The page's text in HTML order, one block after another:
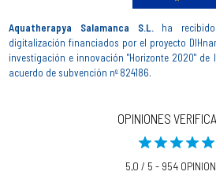
Aquatherapya Salamanca S.L. ha
digitalización financiados por el proyecto
investigación e innovación "Horizonte 2020" de
acuerdo de subvención nº 824186.
OPINIONES
5,0 / 5 - 954